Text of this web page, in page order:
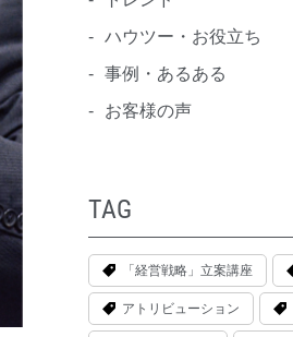
ハウツー・お役立ち
事例・あるある
お客様の声
TAG
「経営戦略」立案講座
アトリビューション